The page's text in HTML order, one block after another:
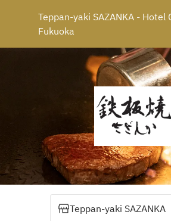
Teppan-yaki SAZANKA - Hotel
Fukuoka
Teppan-yaki SAZANKA